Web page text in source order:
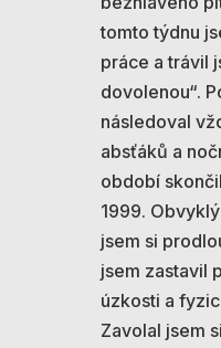
tomto týdnu
práce a trávil
dovolenou“.
následoval
absťáků a
období
1999.
jsem si
jsem zastavil
úzkosti a
Zavolal jsem